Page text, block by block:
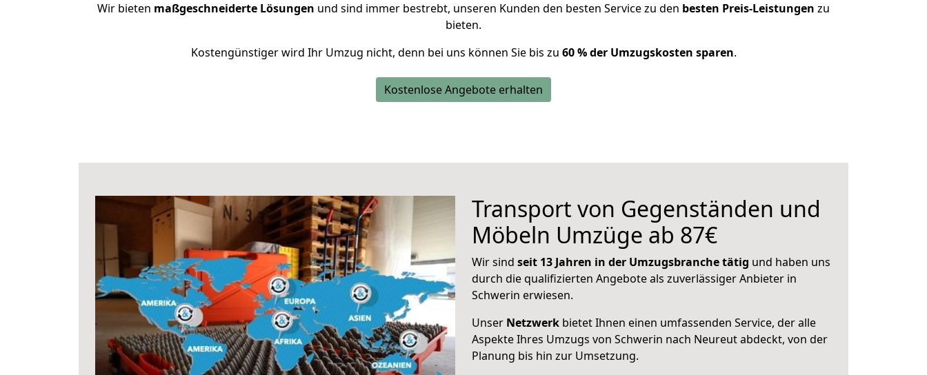
Wir bieten maßgeschneiderte Lösungen und sind immer bestrebt, unseren Kunden den besten Service zu den besten Preis-Leistungen zu
bieten.
Kostengünstiger wird Ihr Umzug nicht, denn bei uns können Sie bis zu 60 % der Umzugskosten sparen.
Kostenlose Angebote erhalten
Transport von Gegenständen und
Möbeln Umzüge ab 87€
Wir sind seit 13 Jahren in der Umzugsbranche tätig und haben uns
durch die qualifizierten Angebote als zuverlässiger Anbieter in
Schwerin erwiesen.
Unser Netzwerk bietet Ihnen einen umfassenden Service, der alle
Aspekte Ihres Umzugs von Schwerin nach Neureut abdeckt, von der
Planung bis hin zur Umsetzung.